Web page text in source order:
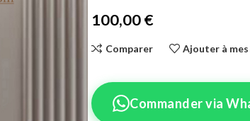
100,00€
Comparer Ajouter à
Commander via